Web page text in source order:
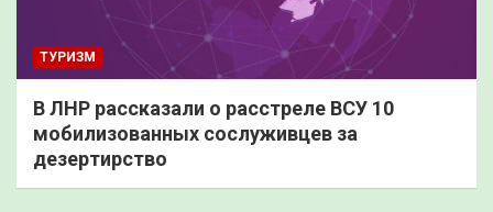
ТУРИЗМ
В ЛНР рассказали о расстреле ВСУ 10
мобилизованных сослуживцев за
дезертирство